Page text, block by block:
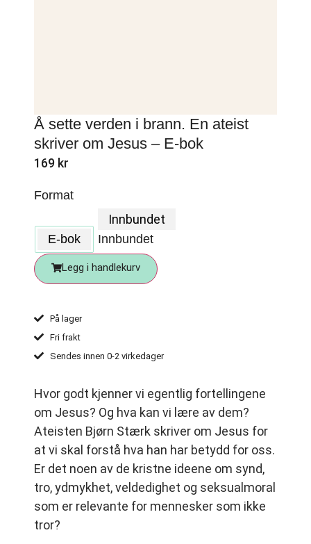
Å sette verden i brann. En ateist
skriver om Jesus – E-bok
169 kr
Format
E-bok
Innbundet
Innbundet
Legg i handlekurv
På lager
Fri frakt
Sendes innen 0-2 virkedager
Hvor godt kjenner vi egentlig fortellingene
om Jesus? Og hva kan vi lære av dem?
Ateisten Bjørn Stærk skriver om Jesus for
at vi skal forstå hva han har betydd for oss.
Er det noen av de kristne ideene om synd,
tro, ydmykhet, veldedighet og seksualmoral
som er relevante for mennesker som ikke
tror?